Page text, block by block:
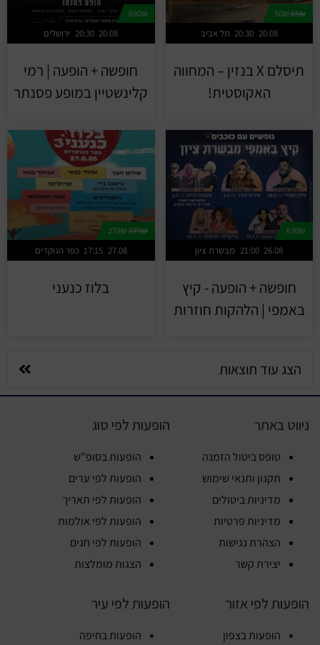
65₪
תל אביב 20:30 20.08
תיסלם X בנזין – המחווה
האקוסטית!
690₪
ירושלים 20:30 20.08
חופשה + הופעה | רמי
קלינשטיין במופע פסנתר
630₪
מבשרת ציון 21:00 26.08
חופשה + הופעה - קיץ
באמפי | הלהקות חוזרות
379₪
279₪
כפר הנוקדים 17:15 27.08
בלוז כנעני
הצג עוד תוצאות
ניווט באתר
טופס ביטול הזמנה
תקנון ותנאי שימוש
מדיניות ביטולים
מדיניות פרטיות
הצהרת נגישות
יצירת קשר
הופעות לפי סוג
הופעות בסופ"ש
הופעות לפי ערים
הופעות לפי תאריך
הופעות לפי אולמות
הופעות לפי חגים
הצגות מומלצות
הופעות לפי אזור
הופעות בצפון
הופעות לפי עיר
הופעות בחיפה